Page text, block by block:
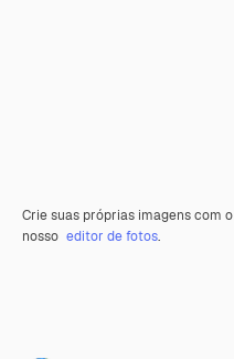
Crie suas próprias imagens com o
nosso editor de fotos.